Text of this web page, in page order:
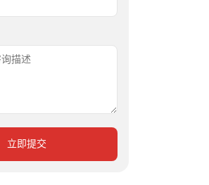
立即提交